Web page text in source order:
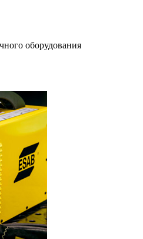
оборудования